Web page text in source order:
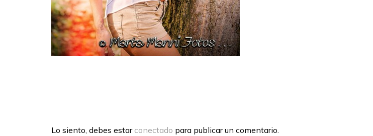
Lo siento, debes estar conectado para publicar un comentario.